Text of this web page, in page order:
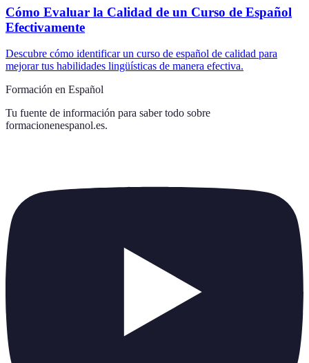
Cómo Evaluar la Calidad de un Curso de Español
Efectivamente
Descubre cómo identificar un curso de español de calidad para
mejorar tus habilidades lingüísticas de manera efectiva.
Formación en Español
Tu fuente de información para saber todo sobre
formacionenespanol.es.